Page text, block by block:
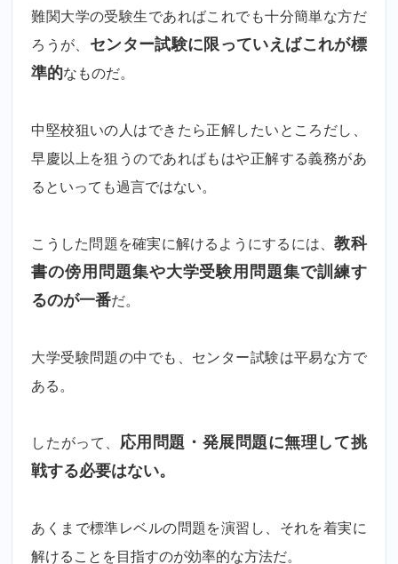
難関大学の受験生であればこれでも十分簡単な方だ
ろうが、 センター試験に限っていえばこれが標
準的なものだ。
中堅校狙いの人はできたら正解したいところだし、
早慶以上を狙うのであればもはや正解する義務があ
るといっても過言ではない。
こうした問題を確実に解けるようにするには、教科
書の傍用問題集や大学受験用問題集で訓練す
るのが一番だ。
大学受験問題の中でも、センター試験は平易な方で
ある。
したがって、 応用問題・発展問題に無理して挑
戦する必要はない。
あくまで標準レベルの問題を演習し、それを着実に
解けることを目指すのが効率的な方法だ。